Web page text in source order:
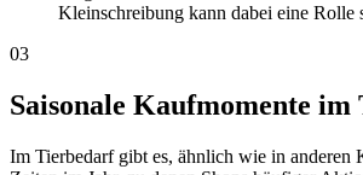
Kleinschreibung kann dabei eine Rolle
03
Saisonale Kaufmomente
Im Tierbedarf gibt es, ähnlich wie in anderen